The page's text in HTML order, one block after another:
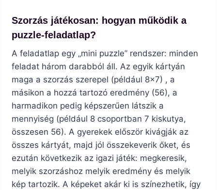
Szorzás játékosan: hogyan működik a
puzzle-feladatlap?
A feladatlap egy „mini puzzle” rendszer: minden
feladat három darabból áll. Az egyik kártyán
maga a szorzás szerepel (például 8×7) , a
másikon a hozzá tartozó eredmény (56), a
harmadikon pedig képszerűen látszik a
mennyiség (például 8 csoportban 7 kiskutya,
összesen 56). A gyerekek először kivágják az
összes kártyát, majd jól összekeverik őket, és
ezután következik az igazi játék: megkeresik,
melyik szorzáshoz melyik eredmény és melyik
kép tartozik. A képeket akár ki is színezhetik, így